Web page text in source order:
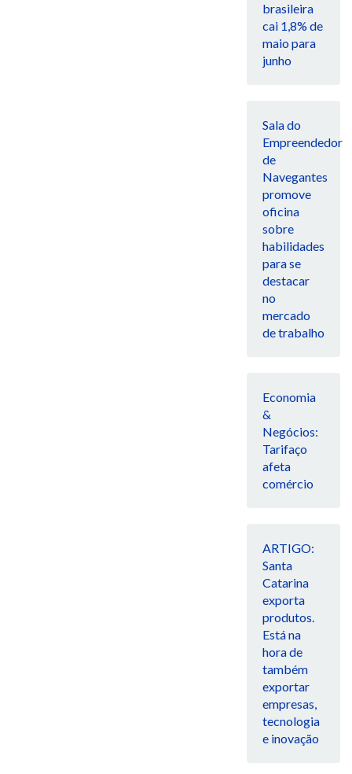
brasileira
cai 1,8% de
maio para
junho
Sala do
Empreendedor
de
Navegantes
promove
oficina
sobre
habilidades
para se
destacar
no
mercado
de trabalho
Economia
&
Negócios:
Tarifaço
afeta
comércio
ARTIGO:
Santa
Catarina
exporta
produtos.
Está na
hora de
também
exportar
empresas,
tecnologia
e inovação